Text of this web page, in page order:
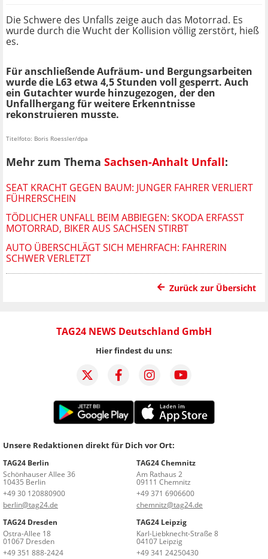
Die Schwere des Unfalls zeige auch das Motorrad. Es
wurde durch die Wucht der Kollision völlig zerstört, hieß
es.
Für anschließende Aufräum- und Bergungsarbeiten
wurde die L63 etwa 4,5 Stunden voll gesperrt. Auch
ein Gutachter wurde hinzugezogen, der den
Unfallhergang für weitere Erkenntnisse
rekonstruieren musste.
Titelfoto: Boris Roessler/dpa
Mehr zum Thema Sachsen-Anhalt Unfall:
SEAT KRACHT GEGEN BAUM: JUNGER FAHRER VERLIERT
FÜHRERSCHEIN
TÖDLICHER UNFALL BEIM ABBIEGEN: SKODA ERFASST
MOTORRAD, BIKER AUS SACHSEN STIRBT
AUTO ÜBERSCHLÄGT SICH MEHRFACH: FAHRERIN
SCHWER VERLETZT
Zurück zur Übersicht
TAG24 NEWS Deutschland GmbH
Hier findest du uns:
Unsere Redaktionen direkt für Dich vor Ort:
TAG24 Berlin
Schönhauser Allee 36
10435 Berlin
+49 30 120880900
berlin@tag24.de
TAG24 Chemnitz
Am Rathaus 2
09111 Chemnitz
+49 371 6906600
chemnitz@tag24.de
TAG24 Dresden
Ostra-Allee 18
01067 Dresden
+49 351 888-2424
TAG24 Leipzig
Karl-Liebknecht-Straße 8
04107 Leipzig
+49 341 24250430